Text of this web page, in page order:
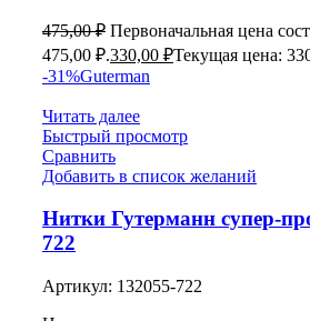
475,00₽ Первоначальная цена
475,00 ₽.330,00 ₽Текущая цена:
-31%Guterman
Читать далее
Быстрый просмотр
Сравнить
Добавить в список желаний
Нитки Гутерманн супер-
722
Артикул: 132055-722